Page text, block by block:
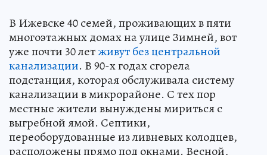
В Ижевске 40 семей, проживающих в пяти
многоэтажных домах на улице Зимней, вот
уже почти 30 летживут без центральной
канализации. В 90-х годах сгорела
подстанция, которая обслуживала систему
канализации в микрорайоне. С тех пор
местные жители вынуждены мириться с
выгребной ямой. Септики,
переоборудованные из ливневых колодцев,
расположены прямо под окнами. Весной,